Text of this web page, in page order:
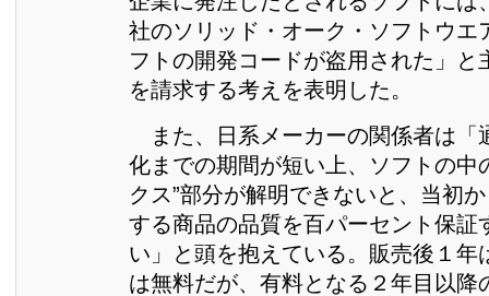
社のソリッド・オーク・ソフトウエ
フトの開発コードが盗用された」と
を請求する考えを表明した。
また、日系メーカーの関係者は「
化までの期間が短い上、ソフトの中
クス”部分が解明できないと、当初
する商品の品質を百パーセント保証
い」と頭を抱えている。販売後１年
は無料だが、有料となる２年目以降